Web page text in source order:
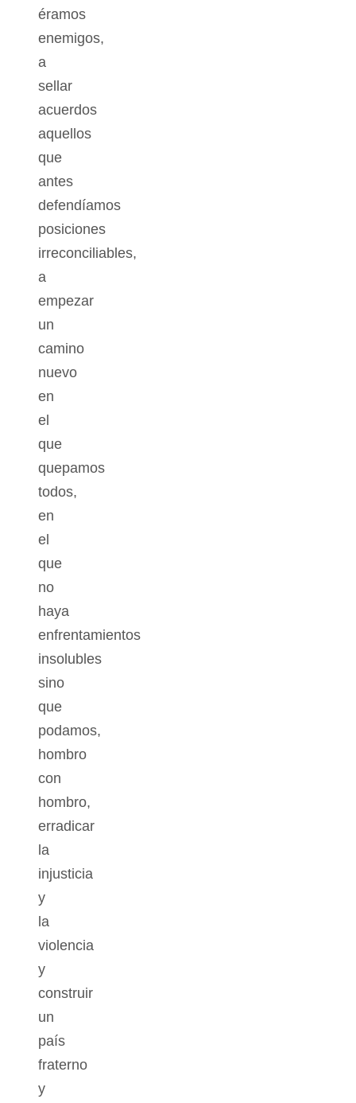
éramos
enemigos,
a
sellar
acuerdos
aquellos
que
antes
defendíamos
posiciones
irreconciliables,
a
empezar
un
camino
nuevo
en
el
que
quepamos
todos,
en
el
que
no
haya
enfrentamientos
insolubles
sino
que
podamos,
hombro
con
hombro,
erradicar
la
injusticia
y
la
violencia
y
construir
un
país
fraterno
y